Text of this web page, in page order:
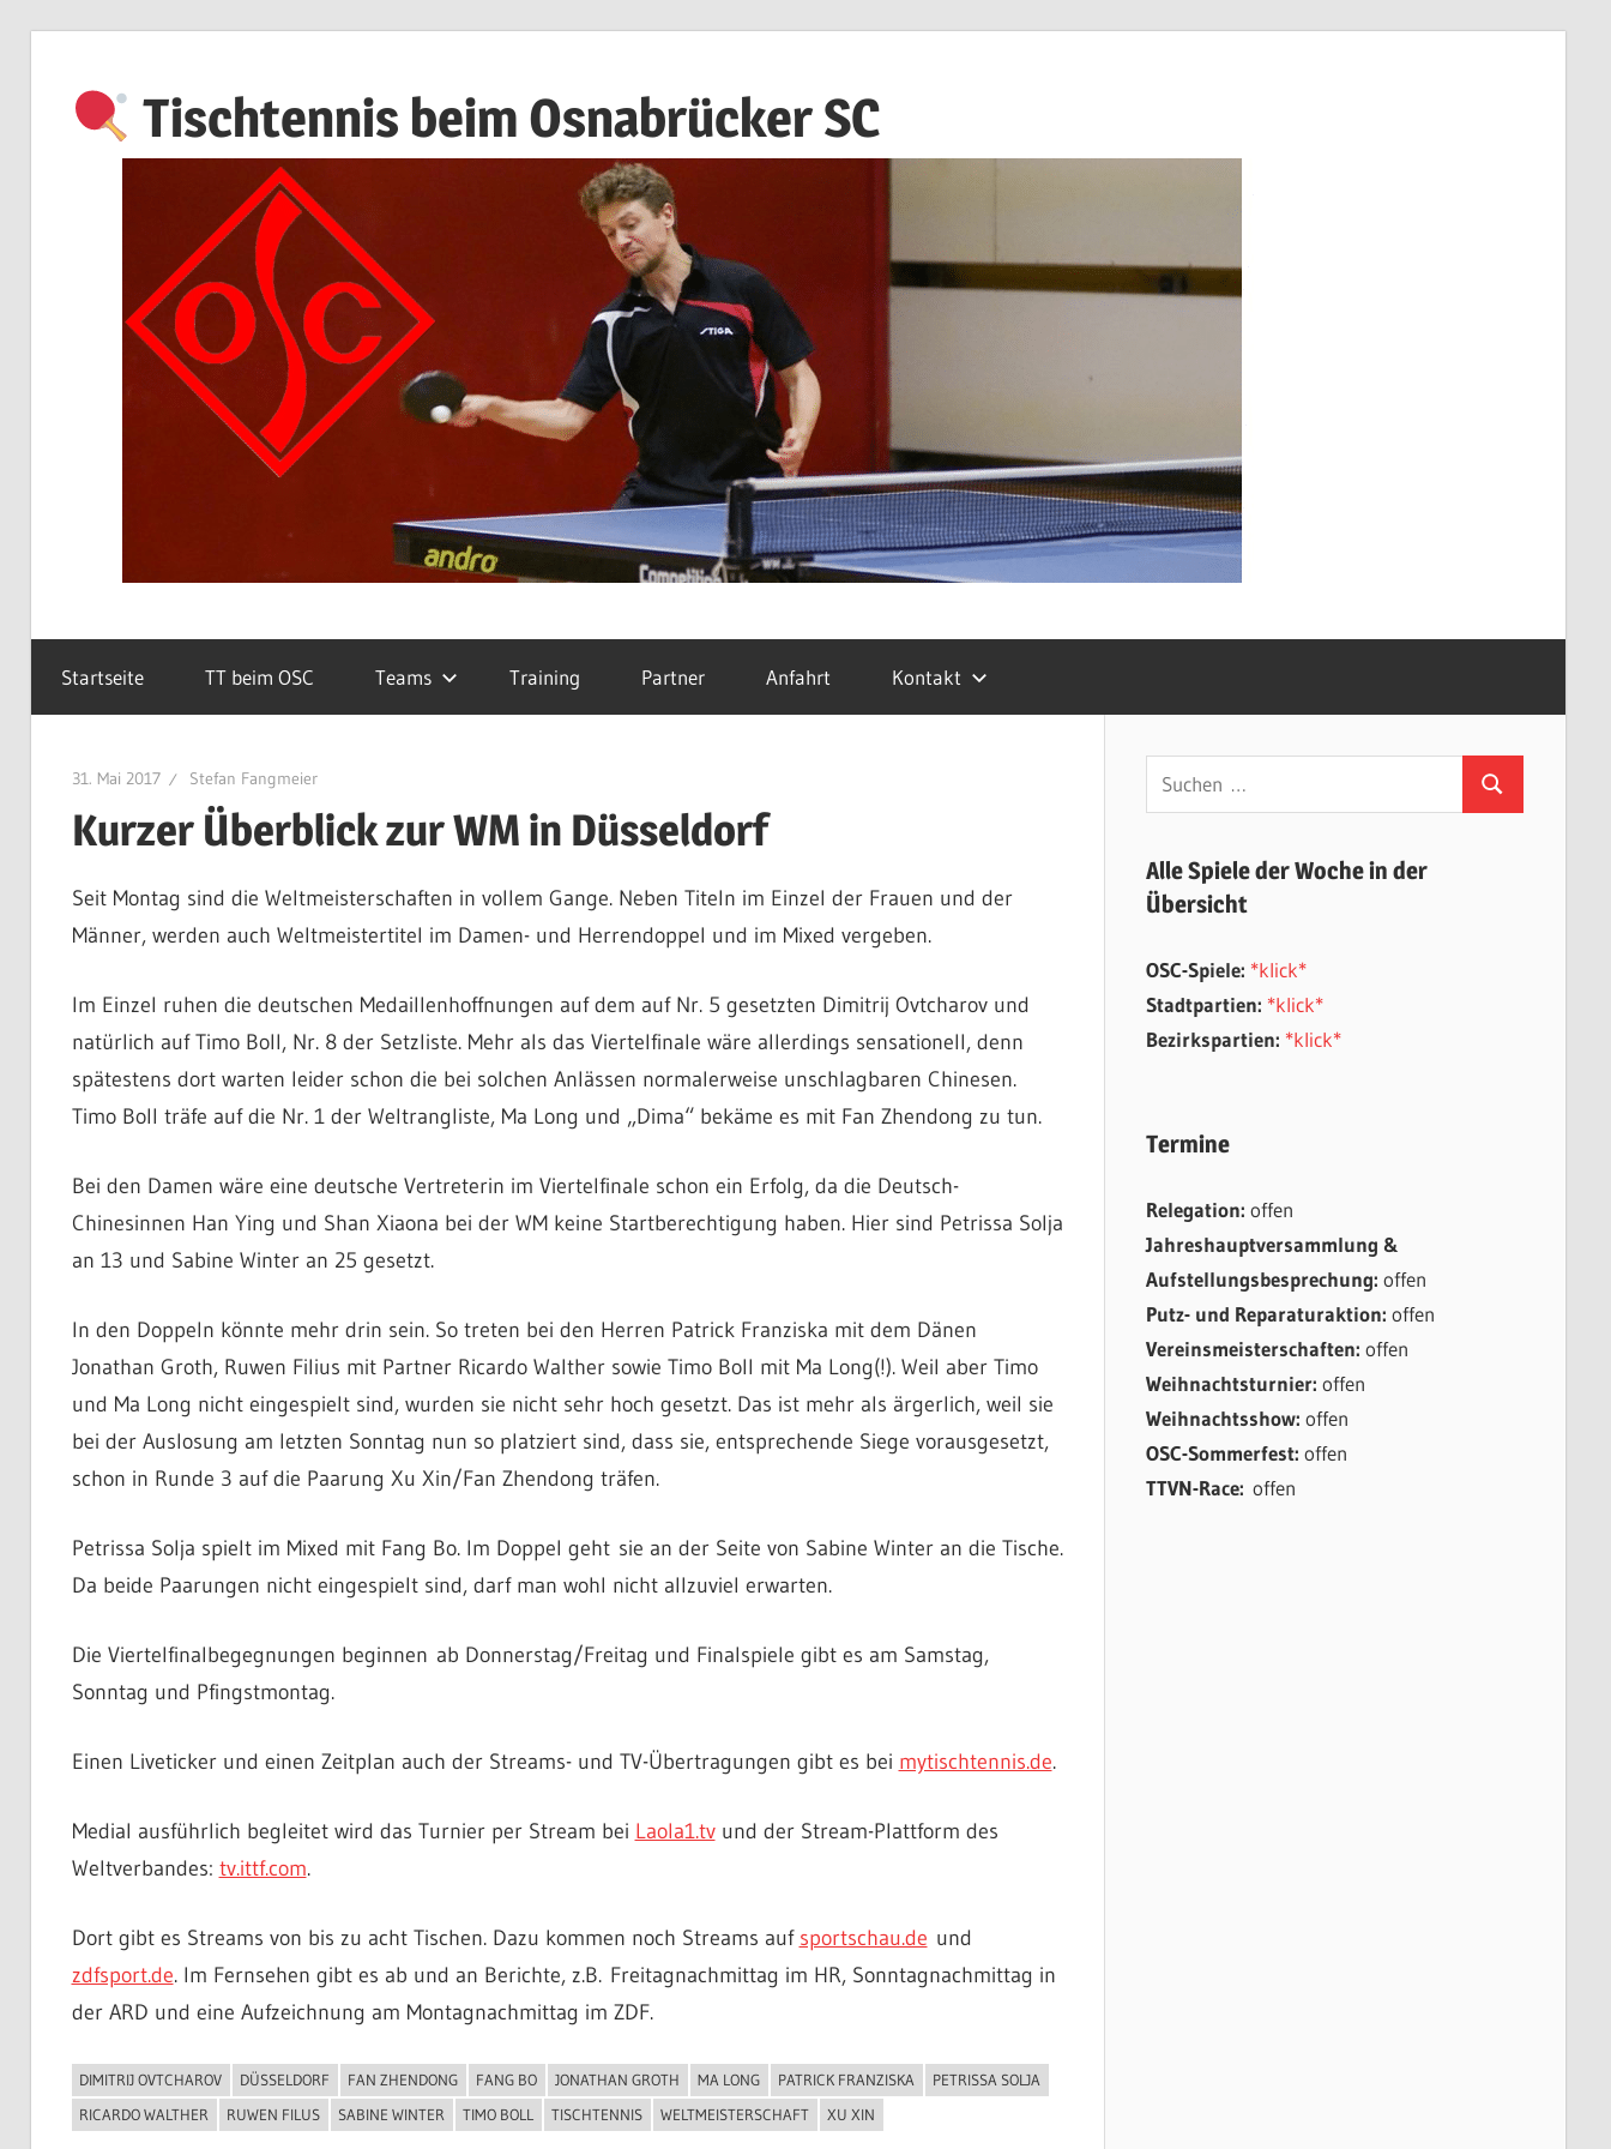
springen
Tischtennis beim Osnabrücker SC
Startseite TT beim OSC Teams Training Partner Anfahrt Kontakt
31. Mai 2017 Stefan Fangmeier
Kurzer Überblick zur WM in Düsseldorf
Seit Montag sind die Weltmeisterschaften in vollem Gange. Neben Titeln im Einzel der Frauen und der
Männer, werden auch Weltmeistertitel im Damen- und Herrendoppel und im Mixed vergeben.
Im Einzel ruhen die deutschen Medaillenhoffnungen auf dem auf Nr. 5 gesetzten Dimitrij Ovtcharov und
natürlich auf Timo Boll, Nr. 8 der Setzliste. Mehr als das Viertelfinale wäre allerdings sensationell, denn
spätestens dort warten leider schon die bei solchen Anlässen normalerweise unschlagbaren Chinesen.
Timo Boll träfe auf die Nr. 1 der Weltrangliste, Ma Long und „Dima“ bekäme es mit Fan Zhendong zu tun.
Bei den Damen wäre eine deutsche Vertreterin im Viertelfinale schon ein Erfolg, da die Deutsch-
Chinesinnen Han Ying und Shan Xiaona bei der WM keine Startberechtigung haben. Hier sind Petrissa Solja
an 13 und Sabine Winter an 25 gesetzt.
In den Doppeln könnte mehr drin sein. So treten bei den Herren Patrick Franziska mit dem Dänen
Jonathan Groth, Ruwen Filius mit Partner Ricardo Walther sowie Timo Boll mit Ma Long(!). Weil aber Timo
und Ma Long nicht eingespielt sind, wurden sie nicht sehr hoch gesetzt. Das ist mehr als ärgerlich, weil sie
bei der Auslosung am letzten Sonntag nun so platziert sind, dass sie, entsprechende Siege vorausgesetzt,
schon in Runde 3 auf die Paarung Xu Xin/Fan Zhendong träfen.
Petrissa Solja spielt im Mixed mit Fang Bo. Im Doppel geht sie an der Seite von Sabine Winter an die Tische.
Da beide Paarungen nicht eingespielt sind, darf man wohl nicht allzuviel erwarten.
Die Viertelfinalbegegnungen beginnen ab Donnerstag/Freitag und Finalspiele gibt es am Samstag,
Sonntag und Pfingstmontag.
Einen Liveticker und einen Zeitplan auch der Streams- und TV-Übertragungen gibt es bei mytischtennis.de.
Medial ausführlich begleitet wird das Turnier per Stream bei Laola1.tvund der Stream-Plattform des
Weltverbandes: tv.ittf.com.
Dort gibt es Streams von bis zu acht Tischen. Dazu kommen noch Streams auf sportschau.de und
zdfsport.de. Im Fernsehen gibt es ab und an Berichte, z.B. Freitagnachmittag im HR, Sonntagnachmittag in
der ARD und eine Aufzeichnung am Montagnachmittag im ZDF.
ALLGEMEIN
DIMITRIJ OVTCHAROV DÜSSELDORF FAN ZHENDONG FANG BO JONATHAN GROTH MA LONG PATRICK FRANZISKA
PETRISSA SOLJA
RICARDO WALTHER
RUWEN FILUS SABINE WINTER TIMO BOLL TISCHTENNIS WELTMEISTERSCHAFT XU XIN
Suchen
nach:
Suchen
Alle Spiele der Woche in der
Übersicht
OSC-Spiele: *klick*
Stadtpartien: *klick*
Bezirkspartien: *klick*
Termine
Relegation: offen
Jahreshauptversammlung &
Aufstellungsbesprechung: offen
Putz- und Reparaturaktion: offen
Vereinsmeisterschaften: offen
Weihnachtsturnier: offen
Weihnachtsshow: offen
OSC-Sommerfest: offen
TTVN-Race: offen